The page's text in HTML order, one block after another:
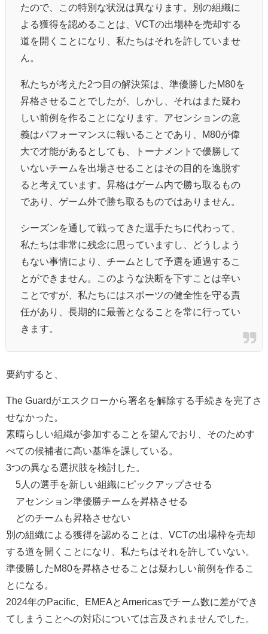
たので、この特別な状況は異なります。別の組織に
よる獲得を認めることは、VCTの出場枠を売却する
道を開くことになり、私たちはそれを許していませ
ん。
私たちが考えた2つ目の解決策は、準優勝したM80を
昇格させることでしたが、しかし、それはまた疑わ
しい前例を作ることになります。アセンションの意
義はパフォーマンスに報いることであり、M80が偉
大で才能があるとしても、トーナメントで優勝して
いないチームを出場させることはその目的を逸脱す
ると考えています。昇格はゲーム内で勝ち取るもの
であり、ゲーム外で勝ち取るものではありません。
シーズンを通して戦ってきた選手たちに代わって、
私たちは非常に残念に思っていますし、どうしよう
もない事情により、チームとして予選を通過するこ
とができません。このような決断を下すことは辛い
ことですが、私たちにはスポーツの健全性を守る責
任があり、長期的に最善となることを常に行ってい
きます。
要約すると、
The Guardがエスクローから署名を解除する手続きを完了さ
せなかった。
素晴らしい組織が参加することを望んでおり、そのためす
べての候補者に高い基準を課している。
3つの異なる選択肢を検討した。
5人の選手を新しい組織にピックアップさせる
アセンション準優勝チームを昇格させる
どのチームも昇格させない
別の組織による獲得を認めることは、VCTの出場枠を売却
する道を開くことになり、私たちはそれを許していない。
準優勝したM80を昇格させることは疑わしい前例を作るこ
とになる。
2024年のPacific、EMEAとAmericasでチーム数に差ができ
てしまうことへの対応については言及されませんでした。